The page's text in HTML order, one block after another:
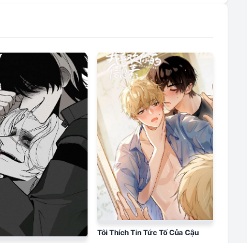
Tôi Thích Tin Tức Tố Của Cậu